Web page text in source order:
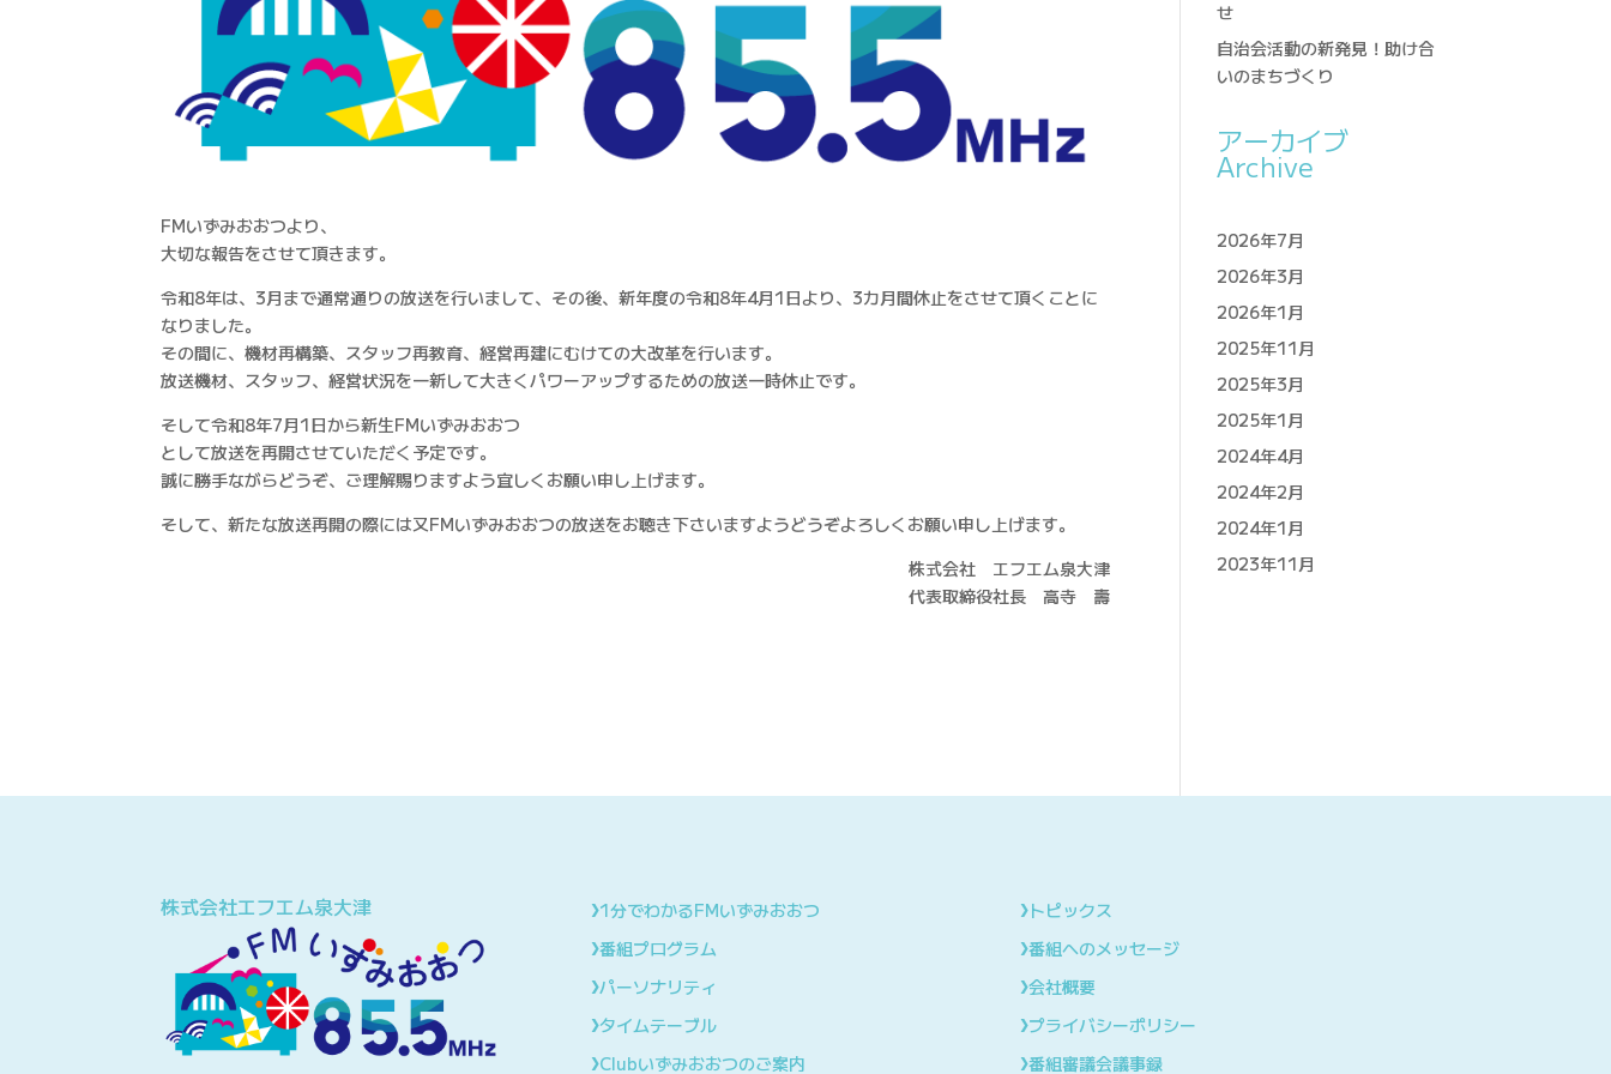
FMいずみおおつより、
大切な報告をさせて頂きます。
令和8年は、3月まで通常通りの放送を行いまして、その後、新年度の令和8年4月1日より、3カ月間休止をさせて頂くことに
なりました。
その間に、機材再構築、スタッフ再教育、経営再建にむけての大改革を行います。
放送機材、スタッフ、経営状況を一新して大きくパワーアップするための放送一時休止です。
そして令和8年7月1日から新生FMいずみおおつ
として放送を再開させていただく予定です。
誠に勝手ながらどうぞ、ご理解賜りますよう宜しくお願い申し上げます。
そして、新たな放送再開の際には又FMいずみおおつの放送をお聴き下さいますようどうぞよろしくお願い申し上げます。
株式会社 エフエム泉大津
代表取締役社長 高寺 壽
せ
自治会活動の新発見！助け合
いのまちづくり
アーカイブ
Archive
2026年7月
2026年3月
2026年1月
2025年11月
2025年3月
2025年1月
2024年4月
2024年2月
2024年1月
2023年11月
株式会社エフエム泉大津 ›1分でわかるFMいずみおおつ
›番組プログラム
›パーソナリティ
›タイムテーブル
›Clubいずみおおつのご案内
›トピックス
›番組へのメッセージ
›会社概要
›プライバシーポリシー
›番組審議会議事録